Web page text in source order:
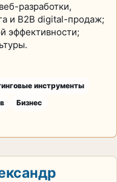
разработки,
и B2B digital-продаж;
эффективности;
инструменты
Бизнес